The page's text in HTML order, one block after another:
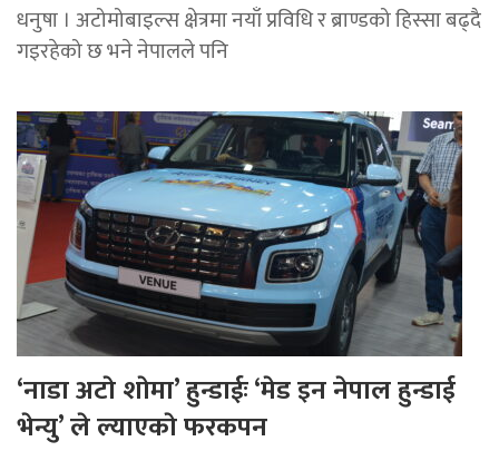
धनुषा । अटोमोबाइल्स क्षेत्रमा नयाँ प्रविधि र ब्राण्डको हिस्सा बढ्दै
गइरहेको छ भने नेपालले पनि
‘नाडा अटाे शाेमा’ हुन्डाईः ‘मेड इन नेपाल हुन्डाई
भेन्यु’ ले ल्याएकाे फरकपन